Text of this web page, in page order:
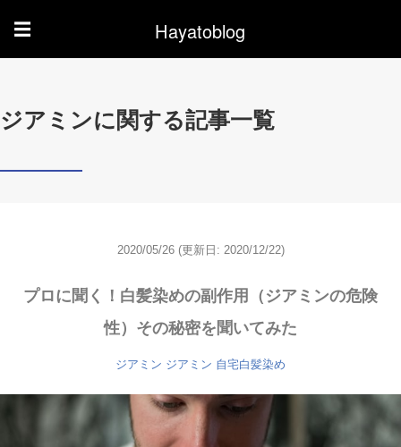
☰ Hayatoblog
ジアミンに関する記事一覧
2020/05/26 (更新日: 2020/12/22)
プロに聞く！白髪染めの副作用（ジアミンの危険
性）その秘密を聞いてみた
ジアミン ジアミン 自宅白髪染め